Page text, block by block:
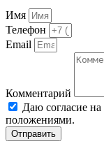
Имя
Телефон
Email
Комментарий
Даю согласие
положениями.
Отправить